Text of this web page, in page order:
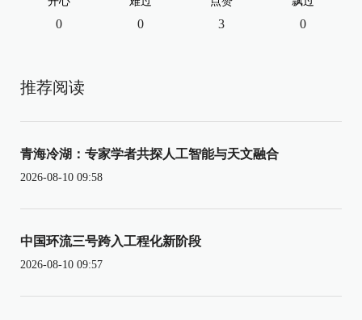
0 0 3 0
推荐阅读
青海冷湖：专家学者共探人工智能与天文融合
2026-08-10 09:58
中国环流三号跨入工程化新阶段
2026-08-10 09:57